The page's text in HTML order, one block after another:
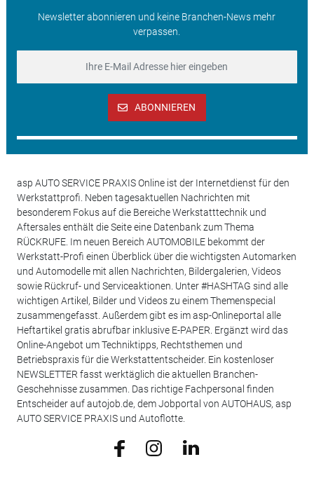
Newsletter abonnieren und keine Branchen-News mehr
verpassen.
ABONNIEREN
asp AUTO SERVICE PRAXIS Online ist der Internetdienst für den
Werkstattprofi. Neben tagesaktuellen Nachrichten mit
besonderem Fokus auf die Bereiche Werkstatttechnik und
Aftersales enthält die Seite eine Datenbank zum Thema
RÜCKRUFE. Im neuen Bereich AUTOMOBILE bekommt der
Werkstatt-Profi einen Überblick über die wichtigsten Automarken
und Automodelle mit allen Nachrichten, Bildergalerien, Videos
sowie Rückruf- und Serviceaktionen. Unter #HASHTAG sind alle
wichtigen Artikel, Bilder und Videos zu einem Themenspecial
zusammengefasst. Außerdem gibt es im asp-Onlineportal alle
Heftartikel gratis abrufbar inklusive E-PAPER. Ergänzt wird das
Online-Angebot um Techniktipps, Rechtsthemen und
Betriebspraxis für die Werkstattentscheider. Ein kostenloser
NEWSLETTER fasst werktäglich die aktuellen Branchen-
Geschehnisse zusammen. Das richtige Fachpersonal finden
Entscheider auf autojob.de, dem Jobportal von AUTOHAUS, asp
AUTO SERVICE PRAXIS und Autoflotte.